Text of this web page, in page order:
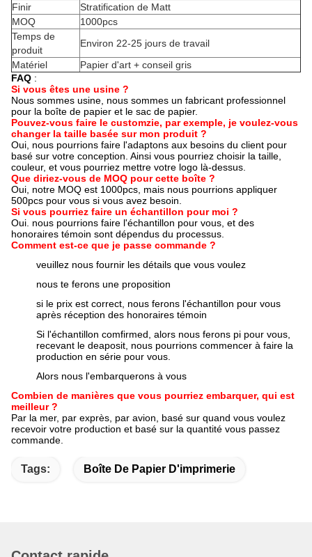
Finir
Stratification de Matt
MOQ
1000pcs
Temps de
produit
Environ 22-25 jours de travail
Matériel
Papier d'art + conseil gris
FAQ :
Si vous êtes une usine ?
Nous sommes usine, nous sommes un fabricant professionnel
pour la boîte de papier et le sac de papier.
Pouvez-vous faire le customzie, par exemple, je voulez-vous
changer la taille basée sur mon produit ?
Oui, nous pourrions faire l'adaptons aux besoins du client pour
basé sur votre conception. Ainsi vous pourriez choisir la taille,
couleur, et vous pourriez mettre votre logo là-dessus.
Que diriez-vous de MOQ pour cette boîte ?
Oui, notre MOQ est 1000pcs, mais nous pourrions appliquer
500pcs pour vous si vous avez besoin.
Si vous pourriez faire un échantillon pour moi ?
Oui. nous pourrions faire l'échantillon pour vous, et des
honoraires témoin sont dépendus du processus.
Comment est-ce que je passe commande ?
veuillez nous fournir les détails que vous voulez
nous te ferons une proposition
si le prix est correct, nous ferons l'échantillon pour vous
après réception des honoraires témoin
Si l'échantillon comfirmed, alors nous ferons pi pour vous,
recevant le deaposit, nous pourrions commencer à faire la
production en série pour vous.
Alors nous l'embarquerons à vous
Combien de manières que vous pourriez embarquer, qui est
meilleur ?
Par la mer, par exprès, par avion, basé sur quand vous voulez
recevoir votre production et basé sur la quantité vous passez
commande.
Tags: Boîte De Papier D'imprimerie